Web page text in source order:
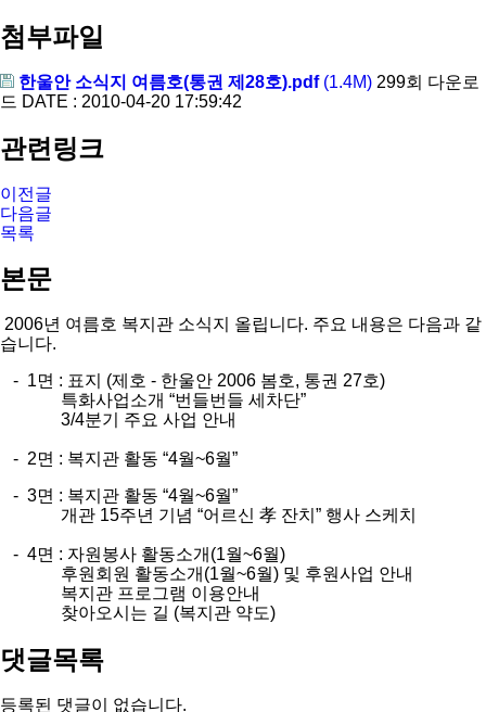
첨부파일
한울안 소식지 여름호(통권 제28호).pdf(1.4M) 299회 다운로
드 DATE : 2010-04-20 17:59:42
관련링크
이전글
다음글
목록
본문
2006년 여름호 복지관 소식지 올립니다. 주요 내용은 다음과 같
습니다.
- 1면 : 표지 (제호 - 한울안 2006 봄호, 통권 27호)
특화사업소개 “번들번들 세차단”
3/4분기 주요 사업 안내
- 2면 : 복지관 활동 “4월~6월”
- 3면 : 복지관 활동 “4월~6월”
개관 15주년 기념 “어르신 孝 잔치” 행사 스케치
- 4면 : 자원봉사 활동소개(1월~6월)
후원회원 활동소개(1월~6월) 및 후원사업 안내
복지관 프로그램 이용안내
찾아오시는 길 (복지관 약도)
댓글목록
등록된 댓글이 없습니다.